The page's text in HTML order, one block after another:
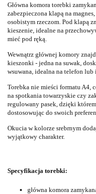
Główna komora torebki
zabezpieczona klapą na
osobistym rzeczom. Pod klapą
kieszenie, idealne na
mieć pod ręką.
Wewnątrz głównej komory
kieszonki - jedna na suwak,
wsuwana, idealna na telefon lub
Torebka nie mieści formatu A4,
na spotkania towarzyskie czy
regulowany pasek, dzięki
dostosowując do swoich
Okucia w kolorze srebrnym
wyjątkowy charakter.
Specyfikacja torebki:
główna komora